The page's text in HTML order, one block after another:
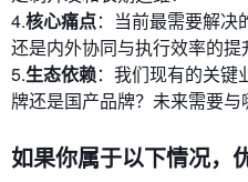
4.核心痛点：当前最需要解决
还是内外协同与执行效率的提
5.生态依赖：我们现有的关键
牌还是国产品牌？未来需要与
如果你属于以下情况，